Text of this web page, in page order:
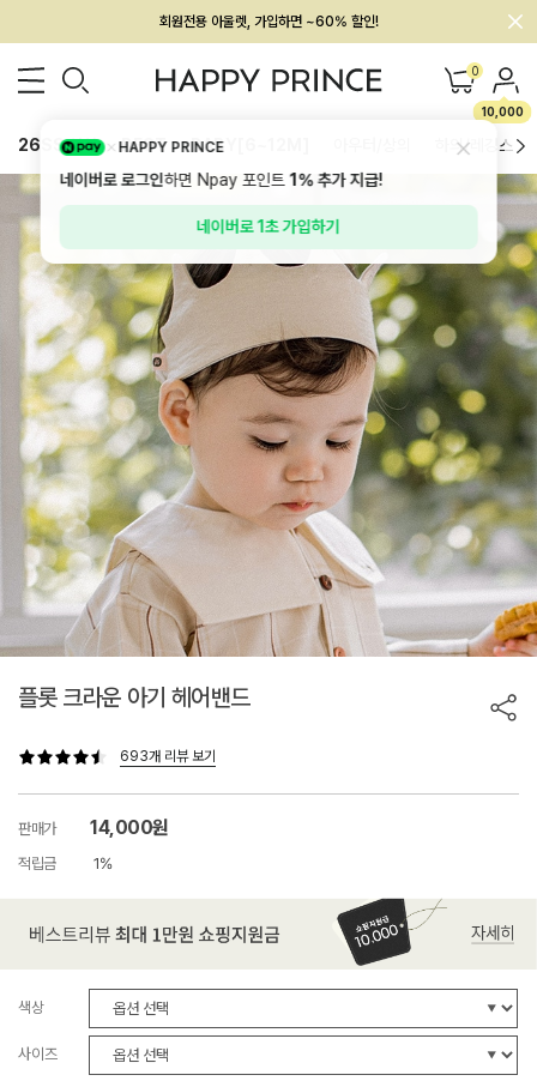
회원전용 아울렛, 가입하면 ~60% 할인!
멤버십 최대 28,000원 혜택 0
10,000
26SS 신상 BEST BABY[6~12M] 하의/레깅스
플롯 크라운 아기 헤어밴드
693개 리뷰 보기
판매가 14,000원
적립금 1%
색상
사이즈
HAPPY PRINCE
네이버로 로그인하면 Npay 포인트1%추가 지급!
네이버로 1초 가입하기